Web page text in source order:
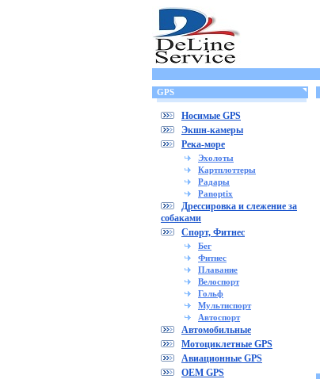
GPS
Носимые GPS
Экшн-камеры
Река-море
Эхолоты
Картплоттеры
Радары
Panoptix
Дрессировка и слежение за
собаками
Спорт, Фитнес
Бег
Фитнес
Плавание
Велоспорт
Гольф
Мультиспорт
Автоспорт
Автомобильные
Мотоциклетные GPS
Авиационные GPS
OEM GPS